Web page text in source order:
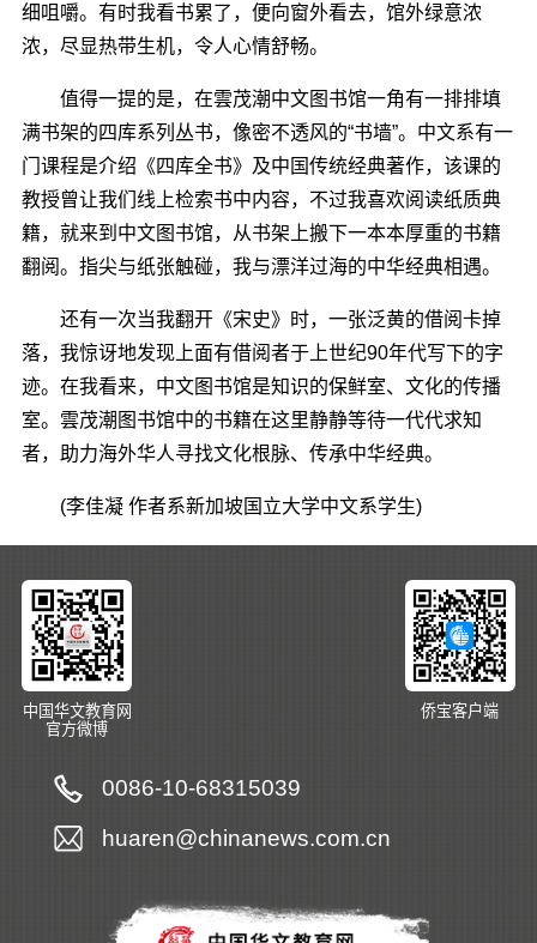
细咀嚼。有时我看书累了，便向窗外看去，馆外绿意浓
浓，尽显热带生机，令人心情舒畅。
值得一提的是，在雲茂潮中文图书馆一角有一排排填
满书架的四库系列丛书，像密不透风的“书墙”。中文系有一
门课程是介绍《四库全书》及中国传统经典著作，该课的
教授曾让我们线上检索书中内容，不过我喜欢阅读纸质典
籍，就来到中文图书馆，从书架上搬下一本本厚重的书籍
翻阅。指尖与纸张触碰，我与漂洋过海的中华经典相遇。
还有一次当我翻开《宋史》时，一张泛黄的借阅卡掉
落，我惊讶地发现上面有借阅者于上世纪90年代写下的字
迹。在我看来，中文图书馆是知识的保鲜室、文化的传播
室。雲茂潮图书馆中的书籍在这里静静等待一代代求知
者，助力海外华人寻找文化根脉、传承中华经典。
(李佳凝 作者系新加坡国立大学中文系学生)
中国华文教育网
官方微博
侨宝客户端
0086-10-68315039
huaren@chinanews.com.cn